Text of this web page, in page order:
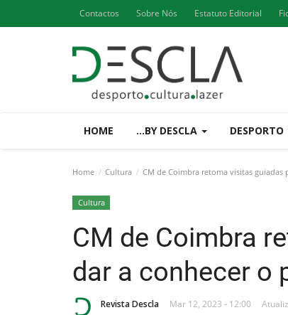
Contactos Sobre Nós Estatuto Editorial
HOME ...BY DESCLA DESPORTO
Home Cultura CM de Coimbra retoma visitas
Cultura
CM de Coimbra
dar a conhecer o
Revista Descla Mar 12, 2023 - 12:00